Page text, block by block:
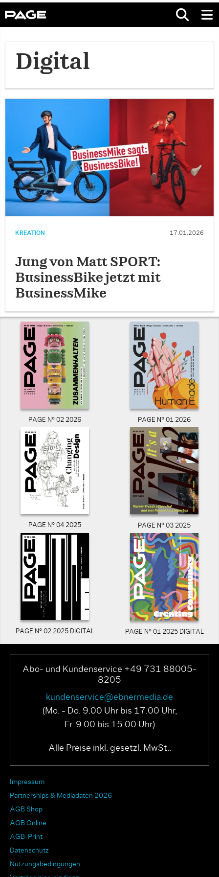
Digital
KREATION 17.01.2026
Jung von Matt SPORT:
BusinessBike jetzt mit
BusinessMike
PAGE N° 02 2026 PAGE N° 01 2026
PAGE N° 04 2025 PAGE N° 03 2025
PAGE N° 02 2025 DIGITAL PAGE N° 01 2025 DIGITAL
Abo- und Kundenservice +49 731 88005-
8205
kundenservice@ebnermedia.de
(Mo. - Do. 9.00 Uhr bis 17.00 Uhr,
Fr. 9.00 bis 15.00 Uhr)
Alle Preise inkl. gesetzl. MwSt..
Impressum
Partnerships & Mediadaten 2026
AGB Shop
AGB Online
AGB-Print
Datenschutz
Nutzungsbedingungen